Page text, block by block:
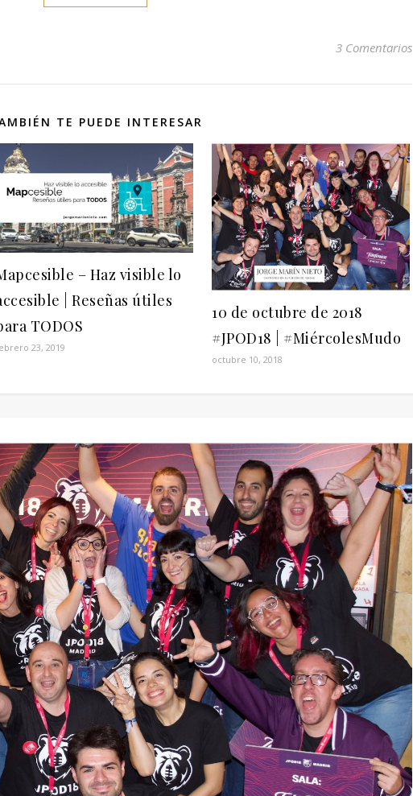
3 Comentarios
TE PUEDE INTERESAR
– Haz visible lo
| Reseñas útiles
TODOS
23, 2019
10 de octubre de 2018
#JPOD18 | #MiércolesMudo
octubre 10, 2018